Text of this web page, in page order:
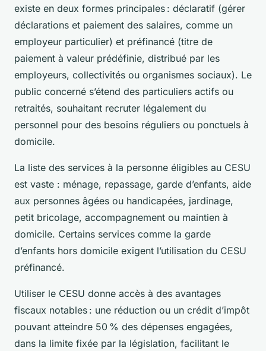
existe en deux formes principales : déclaratif (gérer
déclarations et paiement des salaires, comme un
employeur particulier) et préfinancé (titre de
paiement à valeur prédéfinie, distribué par les
employeurs, collectivités ou organismes sociaux). Le
public concerné s’étend des particuliers actifs ou
retraités, souhaitant recruter légalement du
personnel pour des besoins réguliers ou ponctuels à
domicile.
La liste des services à la personne éligibles au CESU
est vaste : ménage, repassage, garde d’enfants, aide
aux personnes âgées ou handicapées, jardinage,
petit bricolage, accompagnement ou maintien à
domicile. Certains services comme la garde
d’enfants hors domicile exigent l’utilisation du CESU
préfinancé.
Utiliser le CESU donne accès à des avantages
fiscaux notables : une réduction ou un crédit d’impôt
pouvant atteindre 50 % des dépenses engagées,
dans la limite fixée par la législation, facilitant le